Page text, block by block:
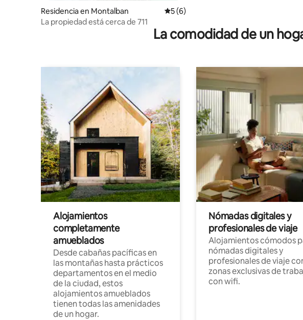
Residencia en Montalban Calificación promedio: 5 de 5; 6
5 (6)
La propiedad está cerca de 711
La comodidad de un
Alojamientos
completamente
amueblados
Desde cabañas pacíficas en
las montañas hasta prácticos
departamentos en el medio
de la ciudad, estos
alojamientos amueblados
tienen todas las amenidades
de un hogar.
Nómadas digitales y
profesionales de viaje
Alojamientos cómodos
nómadas digitales y
profesionales de viaje
zonas exclusivas de
con wifi.